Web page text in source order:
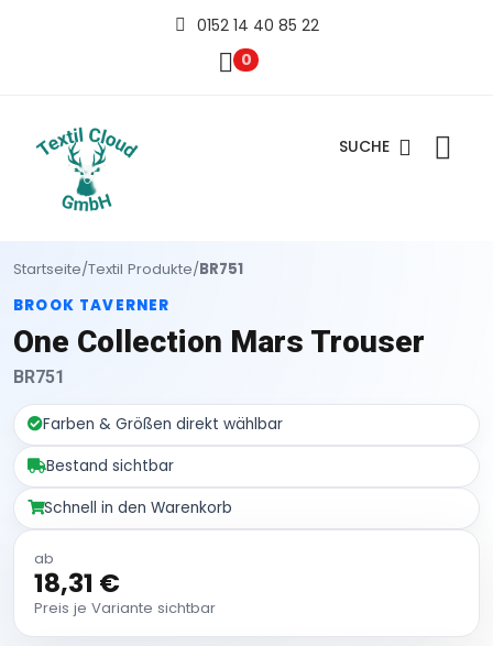
0152 14 40 85 22
0
SUCHE
Startseite/Textil Produkte/BR751
BROOK TAVERNER
One Collection Mars Trouser
BR751
Farben & Größen direkt wählbar
Bestand sichtbar
Schnell in den Warenkorb
ab
18,31 €
Preis je Variante sichtbar